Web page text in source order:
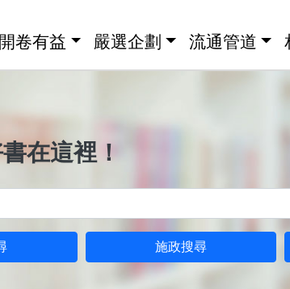
卷有益 嚴選企劃 流通管道
在這裡！
施政搜尋